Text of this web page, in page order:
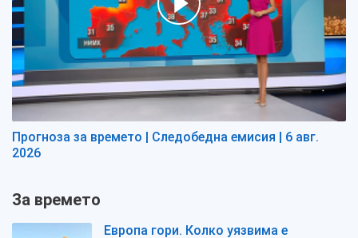
Прогноза за времето | Следобедна емисия | 6 авг.
2026
За времето
Европа гори. Колко уязвима е